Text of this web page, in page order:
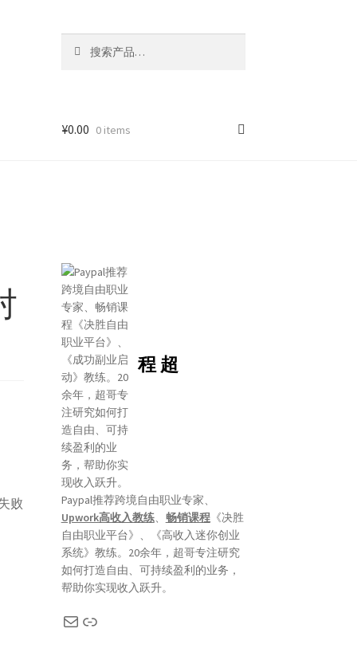
¥0.00 0 items
败
程 超
Paypal推荐跨境自由职业专家、
Upwork高收入教练、 畅销课程《决胜
自由职业平台》、《高收入迷你创业
系统》教练。20余年，超哥专注研究
如何打造自由、可持续盈利的业务，
帮助你实现收入跃升。